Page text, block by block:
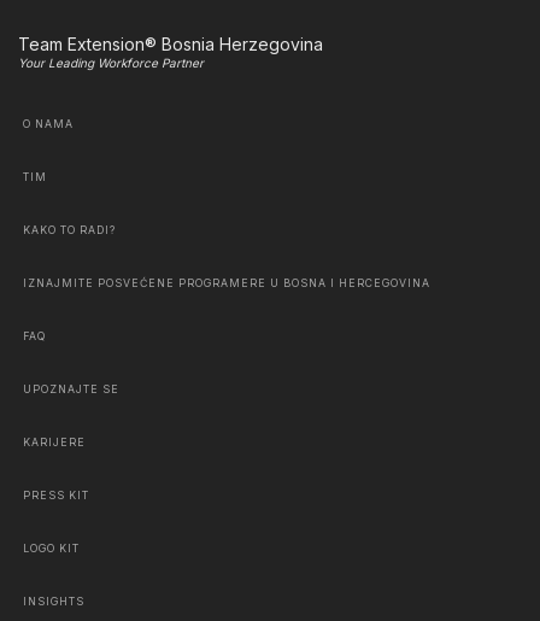
Team Extension® Bosnia Herzegovina
Your Leading Workforce Partner
O NAMA
TIM
KAKO TO RADI?
IZNAJMITE POSVEĆENE PROGRAMERE U BOSNA I HERCEGOVINA
FAQ
UPOZNAJTE SE
KARIJERE
PRESS KIT
LOGO KIT
INSIGHTS